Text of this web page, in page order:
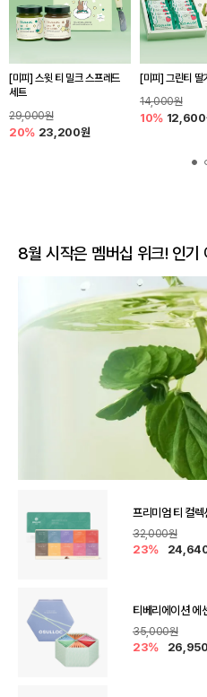
[미피] 스윗 티 밀크 스프레드
세트
29,000원
20% 23,200원
[미피] 그린티 딸
14,000원
10% 12,600
8월 시작은 멤버십 위크! 인
프리미엄 티 컬
32,000원
23%
티베리에이션
35,000원
23%